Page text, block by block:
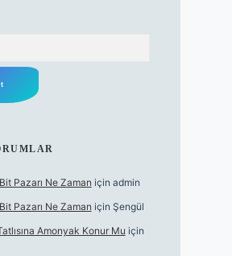
Pazarı Ne Zaman için admin
Pazarı Ne Zaman için Şengül
Amonyak Konur Mu için